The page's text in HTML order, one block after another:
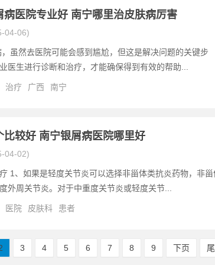
病医院专业好 南宁哪里治皮肤病厉害
04-06)
虽然去医院可能会感到尴尬，但这是解决问题的关键步
医生进行诊断和治疗，才能确保得到有效的帮助...
治疗 广西 南宁
比较好 南宁银屑病医院哪里好
04-02)
1、如果是轻度关节炎可以选择非甾体类抗炎药物，非甾
外周关节炎。对于中重度关节炎或轻度关节...
医院 皮肤科 患者
3 4 5 6 7 8 9 下页